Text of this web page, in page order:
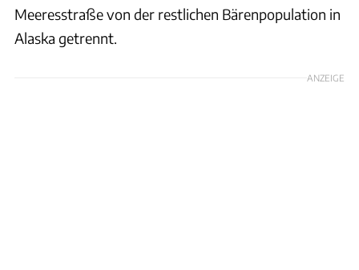
Meeresstraße von der restlichen Bärenpopulation in
Alaska getrennt.
ANZEIGE